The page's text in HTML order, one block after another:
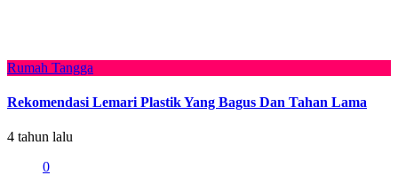
Rumah Tangga
Rekomendasi Lemari Plastik Yang Bagus Dan Tahan Lama
4 tahun lalu
0